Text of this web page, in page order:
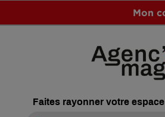
Mon
Faites rayonner votre